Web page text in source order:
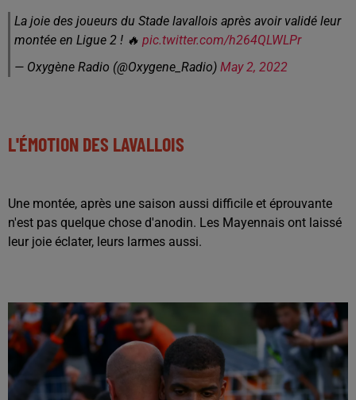
La joie des joueurs du Stade lavallois après avoir validé leur
montée en Ligue 2 ! 🔥 pic.twitter.com/h264QLWLPr
— Oxygène Radio (@Oxygene_Radio) May 2, 2022
L'ÉMOTION DES LAVALLOIS
Une montée, après une saison aussi difficile et éprouvante
n'est pas quelque chose d'anodin. Les Mayennais ont laissé
leur joie éclater, leurs larmes aussi.